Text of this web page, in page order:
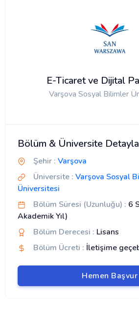
E-Ticaret ve Dijital
Varşova Sosyal Bilimler
Bölüm & Üniversite
Şehir : Varşova
Üniversite : Varşova Sosyal
Üniversitesi
Bölüm Süresi (Uzunluğu) : 6
Akademik Yıl)
Bölüm Derecesi : Lisans
Bölüm Ücreti : İletişime
Hemen Başvur